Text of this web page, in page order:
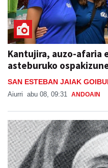
Kantujira, auzo-afaria
asteburuko
SAN ESTEBAN JAIAK
Aiurri abu 08, 09:31 ANDOAIN